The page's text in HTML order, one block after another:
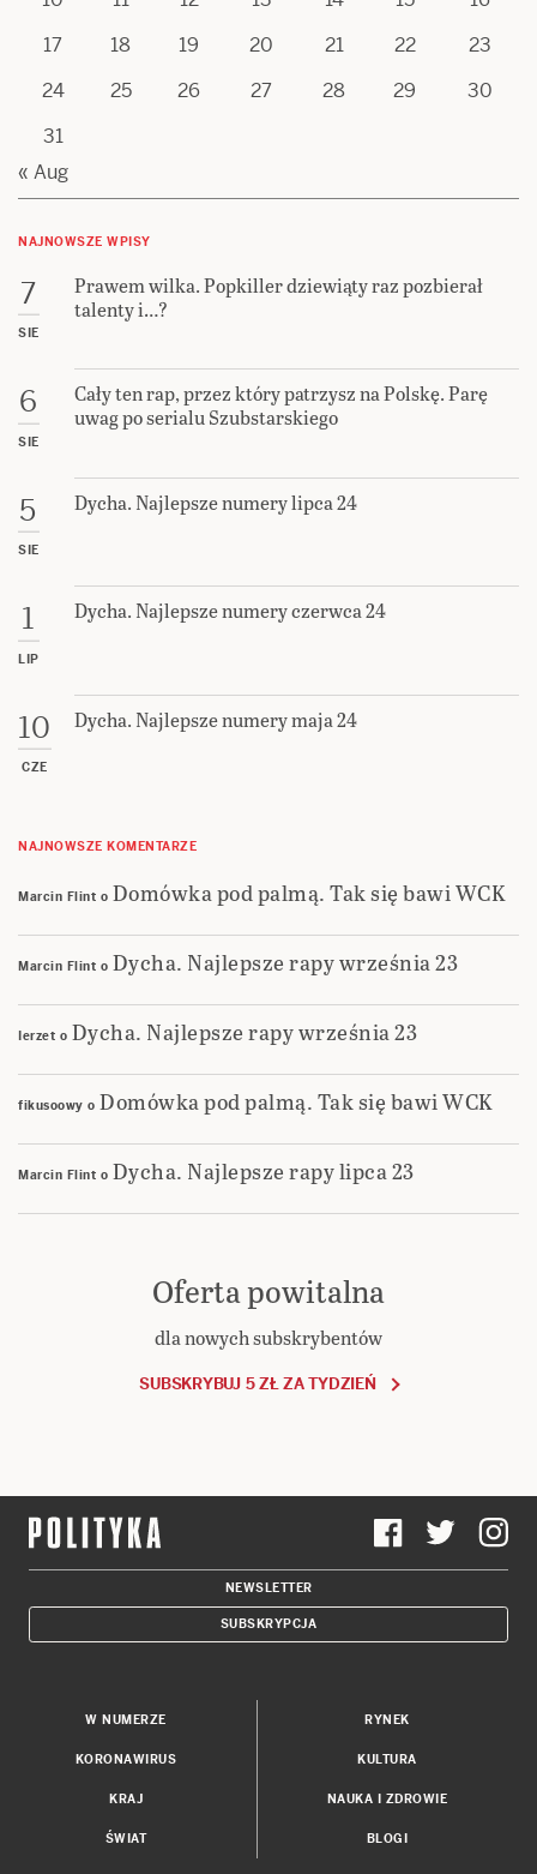
17
18 19 20 21 22
23
24
25 26 27 28 29
30
31
« Aug
NAJNOWSZE WPISY
7
SIE
Prawem wilka. Popkiller dziewiąty raz pozbierał
talenty i…?
6
SIE
Cały ten rap, przez który patrzysz na Polskę. Parę
uwag po serialu Szubstarskiego
5
SIE
Dycha. Najlepsze numery lipca 24
1
LIP
Dycha. Najlepsze numery czerwca 24
10
CZE
Dycha. Najlepsze numery maja 24
NAJNOWSZE KOMENTARZE
Marcin Flint o Domówka pod palmą. Tak się bawi WCK
Marcin Flint o Dycha. Najlepsze rapy września 23
Ierzet o Dycha. Najlepsze rapy września 23
fikusoowy o Domówka pod palmą. Tak się bawi WCK
Marcin Flint o Dycha. Najlepsze rapy lipca 23
Oferta powitalna
dla nowych subskrybentów
SUBSKRYBUJ 5 ZŁ ZA TYDZIEŃ
NEWSLETTER
SUBSKRYPCJA
W NUMERZE
KORONAWIRUS
KRAJ
ŚWIAT
RYNEK
KULTURA
NAUKA I ZDROWIE
BLOGI